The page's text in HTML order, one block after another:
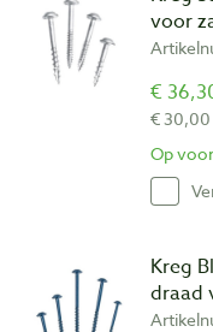
voor
€
€
Op
Kreg
draad